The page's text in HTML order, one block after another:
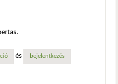
és bejelentkezés